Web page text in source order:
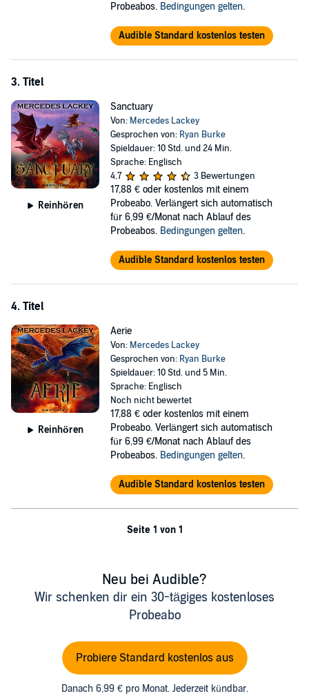
Probeabos. Bedingungen gelten.
Audible Standard kostenlos testen
3. Titel
Reinhören
Sanctuary
Von: Mercedes Lackey
Gesprochen von: Ryan Burke
Spieldauer: 10 Std. und 24 Min.
Sprache: Englisch
4,7
3 Bewertungen
17,88 € oder kostenlos mit einem
Probeabo. Verlängert sich automatisch
für 6,99 €/Monat nach Ablauf des
Probeabos. Bedingungen gelten.
Audible Standard kostenlos testen
4. Titel
Reinhören
Aerie
Von: Mercedes Lackey
Gesprochen von: Ryan Burke
Spieldauer: 10 Std. und 5 Min.
Sprache: Englisch
Noch nicht bewertet
17,88 € oder kostenlos mit einem
Probeabo. Verlängert sich automatisch
für 6,99 €/Monat nach Ablauf des
Probeabos. Bedingungen gelten.
Audible Standard kostenlos testen
Seite 1 von 1
Neu bei Audible?
Wir schenken dir ein 30-tägiges kostenloses
Probeabo
Probiere Standard kostenlos aus
Danach 6,99 € pro Monat. Jederzeit kündbar.